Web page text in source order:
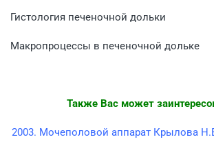
Гистология печеночной дольки
Макропроцессы в печеночной дольке
Также Вас может
2003. Мочеполовой аппарат Крылова